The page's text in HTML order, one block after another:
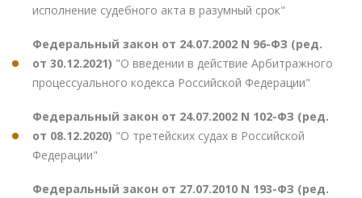
исполнение судебного акта в разумный срок"
Федеральный закон от 24.07.2002 N 96-ФЗ (ред.
от 30.12.2021) "О введении в действие Арбитражного
процессуального кодекса Российской Федерации"
Федеральный закон от 24.07.2002 N 102-ФЗ (ред.
от 08.12.2020) "О третейских судах в Российской
Федерации"
Федеральный закон от 27.07.2010 N 193-ФЗ (ред.